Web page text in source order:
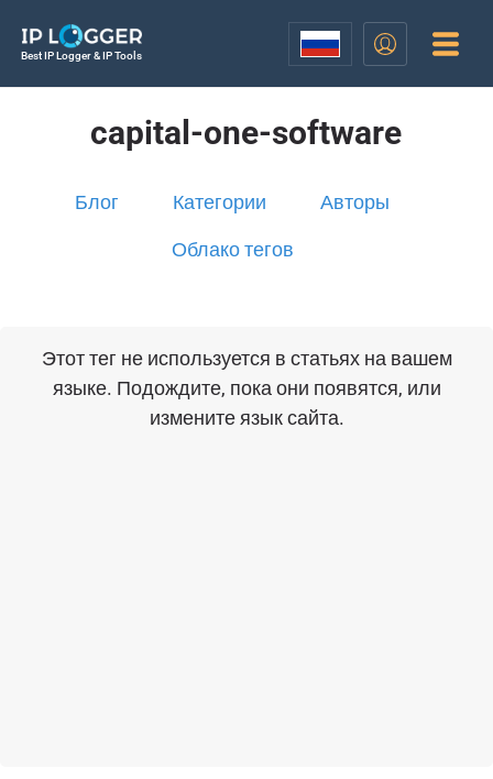
Best IP Logger & IP Tools
capital-one-software
Блог Категории Авторы
Облако тегов